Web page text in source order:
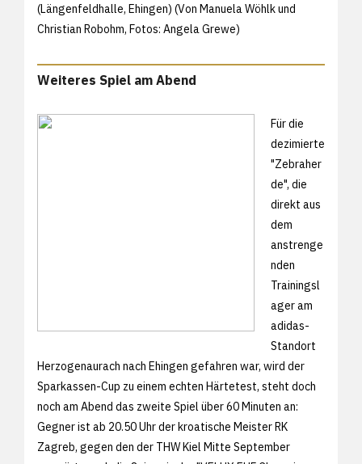
(Längenfeldhalle, Ehingen) (Von Manuela Wöhlk und
Christian Robohm, Fotos: Angela Grewe)
Weiteres Spiel am Abend
Für die
dezimierte
"Zebraher
de", die
direkt aus
dem
anstrenge
nden
Trainingsl
ager am
adidas-
Standort
Herzogenaurach nach Ehingen gefahren war, wird der
Sparkassen-Cup zu einem echten Härtetest, steht doch
noch am Abend das zweite Spiel über 60 Minuten an:
Gegner ist ab 20.50 Uhr der kroatische Meister RK
Zagreb, gegen den der THW Kiel Mitte September